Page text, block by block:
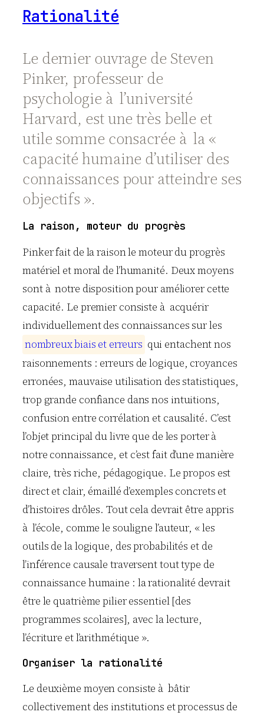
Rationalité
Le dernier ouvrage de Steven
Pinker, professeur de
psychologie à l’université
Harvard, est une très belle et
utile somme consacrée à la «
capacité humaine d’utiliser des
connaissances pour atteindre ses
objectifs ».
La raison, moteur du progrès
Pinker fait de la raison le moteur du progrès
matériel et moral de l’humanité. Deux moyens
sont à notre disposition pour améliorer cette
capacité. Le premier consiste à acquérir
individuellement des connaissances sur les
nombreuxbiais et erreurs qui entachent nos
raisonnements : erreurs de logique, croyances
erronées, mauvaise utilisation des statistiques,
trop grande confiance dans nos intuitions,
confusion entre corrélation et causalité. C’est
l’objet principal du livre que de les porter à
notre connaissance, et c’est fait d’une manière
claire, très riche, pédagogique. Le propos est
direct et clair, émaillé d’exemples concrets et
d’histoires drôles. Tout cela devrait être appris
à l’école, comme le souligne l’auteur, « les
outils de la logique, des probabilités et de
l’inférence causale traversent tout type de
connaissance humaine : la rationalité devrait
être le quatrième pilier essentiel [des
programmes scolaires], avec la lecture,
l’écriture et l’arithmétique ».
Organiser la rationalité
Le deuxième moyen consiste à bâtir
collectivement des institutions et processus de